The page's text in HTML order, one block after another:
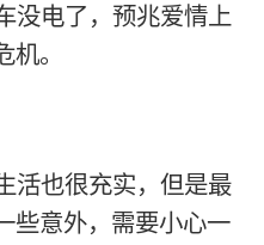
没电了，预兆爱情上
。
活也很充实，但是最
些意外，需要小心一